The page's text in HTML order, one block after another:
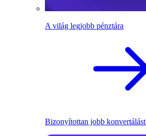
A világ legjobb pénztára
Bizonyítottan jobb